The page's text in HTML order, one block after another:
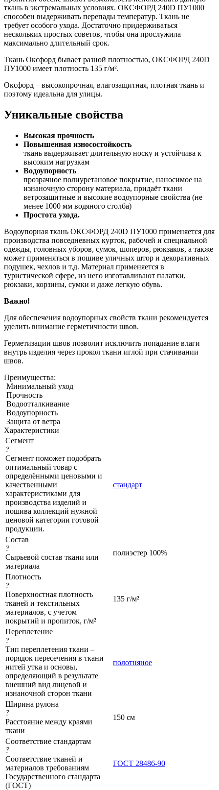
ткань в экстремальных условиях. ОКСФОРД 240D ПУ1000
способен выдерживать перепады температур. Ткань не
требует особого ухода. Достаточно придерживаться
нескольких простых советов, чтобы она прослужила
максимально длительный срок.
Ткань Оксфорд бывает разной плотностью, ОКСФОРД 240D
ПУ1000 имеет плотность 135 г/м².
Оксфорд – высокопрочная, влагозащитная, плотная ткань и
поэтому идеальна для улицы.
Уникальные свойства
Высокая прочность
Повышенная износостойкость
ткань выдерживает длительную носку и устойчива к
высоким нагрузкам
Водоупорность
прозрачное полиуретановое покрытие, наносимое на
изнаночную сторону материала, придаёт ткани
ветрозащитные и высокие водоупорные свойства (не
менее 1000 мм водяного столба)
Простота ухода.
Водоупорная ткань ОКСФОРД 240D ПУ1000 применяется для
производства повседневных курток, рабочей и специальной
одежды, головных уборов, сумок, шоперов, рюкзаков, а также
может применяться в пошиве уличных штор и декоративных
подушек, чехлов и т.д. Материал применяется в
туристической сфере, из него изготавливают палатки,
рюкзаки, корзины, сумки и даже легкую обувь.
Важно!
Для обеспечения водоупорных свойств ткани рекомендуется
уделить внимание герметичности швов.
Герметизации швов позволит исключить попадание влаги
внутрь изделия через прокол ткани иглой при стачивании
швов.
Преимущества:
Минимальный уход
Прочность
Водоотталкивание
Водоупорность
Защита от ветра
Характеристики
Сегмент
?
Сегмент поможет подобрать
оптимальный товар с
определёнными ценовыми и
качественными
характеристиками для
производства изделий и
пошива коллекций нужной
ценовой категории готовой
продукции.
стандарт
Состав
?
Сырьевой состав ткани или
материала
полиэстер 100%
Плотность
?
Поверхностная плотность
тканей и текстильных
материалов, с учетом
покрытий и пропиток, г/м²
135 г/м²
Переплетение
?
Тип переплетения ткани –
порядок пересечения в ткани
нитей утка и основы,
определяющий в результате
внешний вид лицевой и
изнаночной сторон ткани
полотняное
Ширина рулона
?
Расстояние между краями
ткани
150 см
Соответствие стандартам
?
Соответствие тканей и
материалов требованиям
Государственного стандарта
(ГОСТ)
ГОСТ 28486-90